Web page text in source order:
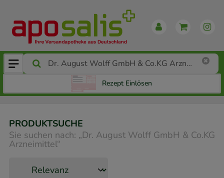
Rezept Einlösen
PRODUKTSUCHE
Sie suchen nach: „Dr. August Wolff GmbH & Co.KG
Arzneimittel“